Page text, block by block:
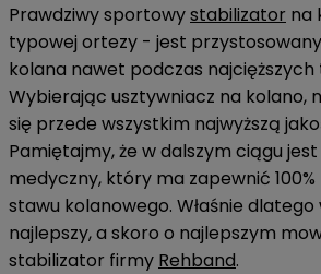
Prawdziwy sportowystabilizator na
typowej ortezy - jest
kolana nawet podczas najcięższych
Wybierając usztywniacz na kolano,
się przede wszystkim najwyższą
Pamiętajmy, że w dalszym ciągu
medyczny, który ma zapewnić
stawu kolanowego. Właśnie
najlepszy, a skoro o najlepszym
stabilizator firmy Rehband.